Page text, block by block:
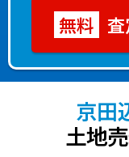
査
京田
土地